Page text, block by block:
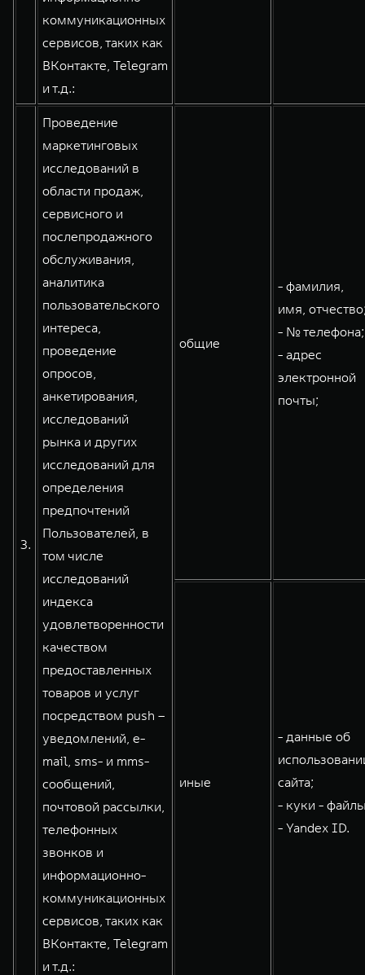
коммуникационных
сервисов, таких как
ВКонтакте, Telegram
и т.д.:
3.
Проведение
маркетинговых
исследований в
области продаж,
сервисного и
послепродажного
обслуживания,
аналитика
пользовательского
интереса,
проведение
опросов,
анкетирования,
исследований
рынка и других
исследований для
определения
предпочтений
Пользователей, в
том числе
исследований
индекса
удовлетворенности
качеством
предоставленных
товаров и услуг
посредством push –
уведомлений, e-
mail, sms- и mms-
сообщений,
почтовой рассылки,
телефонных
звонков и
информационно-
коммуникационных
сервисов, таких как
ВКонтакте, Telegram
и т.д.:
общие
- фамилия,
имя,
- № телефона;
- адрес
электронной
почты;
иные
- данные об
сайта;
- куки -
- Yandex ID.